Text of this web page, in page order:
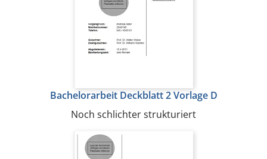
Bachelorarbeit Deckblatt 2 Vorlage D
Noch schlichter strukturiert